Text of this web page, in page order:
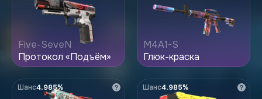
Five-SeveN
Протокол «Подъём»
M4A1-S
Глюк-краска
Шанс4.985% Шанс4.985%